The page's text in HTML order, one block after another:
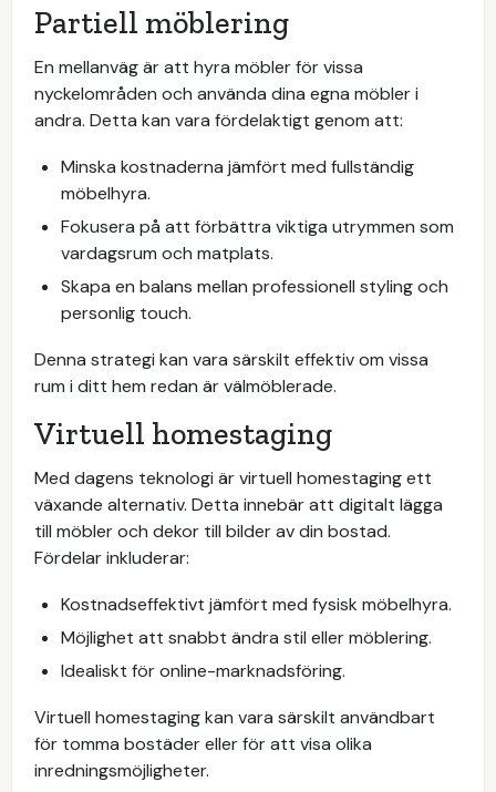
Partiell möblering
En mellanväg är att hyra möbler för vissa
nyckelområden och använda dina egna möbler i
andra. Detta kan vara fördelaktigt genom att:
Minska kostnaderna jämfört med fullständig
möbelhyra.
Fokusera på att förbättra viktiga utrymmen som
vardagsrum och matplats.
Skapa en balans mellan professionell styling och
personlig touch.
Denna strategi kan vara särskilt effektiv om vissa
rum i ditt hem redan är välmöblerade.
Virtuell homestaging
Med dagens teknologi är virtuell homestaging ett
växande alternativ. Detta innebär att digitalt lägga
till möbler och dekor till bilder av din bostad.
Fördelar inkluderar:
Kostnadseffektivt jämfört med fysisk möbelhyra.
Möjlighet att snabbt ändra stil eller möblering.
Idealiskt för online-marknadsföring.
Virtuell homestaging kan vara särskilt användbart
för tomma bostäder eller för att visa olika
inredningsmöjligheter.